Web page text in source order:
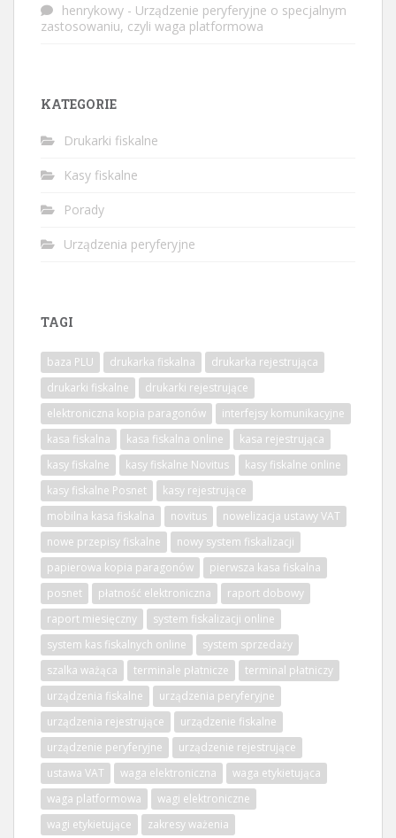
henrykowy - Urządzenie peryferyjne o specjalnym
zastosowaniu, czyli waga platformowa
KATEGORIE
Drukarki fiskalne
Kasy fiskalne
Porady
Urządzenia peryferyjne
TAGI
baza PLU drukarka fiskalna
drukarka rejestrująca
drukarki fiskalne
drukarki rejestrujące
elektroniczna kopia paragonów
interfejsy komunikacyjne
kasa fiskalna
kasa fiskalna online
kasa rejestrująca
kasy fiskalne
kasy fiskalne Novitus
kasy fiskalne online
kasy fiskalne Posnet
kasy rejestrujące
mobilna kasa fiskalna
novitus
nowelizacja ustawy VAT
nowe przepisy fiskalne
nowy system fiskalizacji
papierowa kopia paragonów
pierwsza kasa fiskalna
posnet
płatność elektroniczna
raport dobowy
raport miesięczny
system fiskalizacji online
system kas fiskalnych online
system sprzedaży
szalka ważąca
terminale płatnicze
terminal płatniczy
urządzenia fiskalne
urządzenia peryferyjne
urządzenia rejestrujące
urządzenie fiskalne
urządzenie peryferyjne
urządzenie rejestrujące
ustawa VAT
waga elektroniczna
waga etykietująca
waga platformowa
wagi elektroniczne
wagi etykietujące
zakresy ważenia